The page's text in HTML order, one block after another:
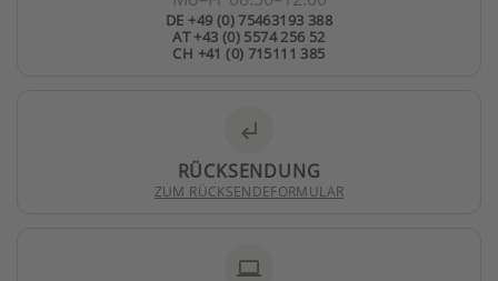
DE +49 (0) 75463193 388
AT +43 (0) 5574 256 52
CH +41 (0) 715111 385
subdirectory_arrow_left
RÜCKSENDUNG
ZUM RÜCKSENDEFORMULAR
laptop